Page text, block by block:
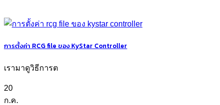
การตั้งค่า RCG file ของ KyStar Controller
เรามาดูวิธีการต
20
ก.ค.